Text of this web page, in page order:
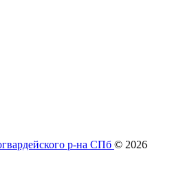
р-на СПб © 2026